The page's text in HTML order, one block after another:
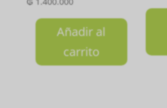
Añadir al
carrito